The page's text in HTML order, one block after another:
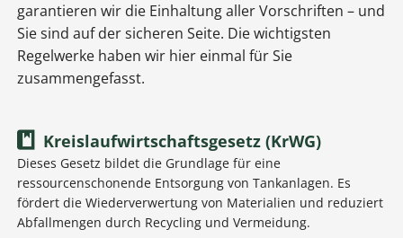
garantieren wir die Einhaltung aller Vorschriften – und
Sie sind auf der sicheren Seite. Die wichtigsten
Regelwerke haben wir hier einmal für Sie
zusammengefasst.
Kreislaufwirtschaftsgesetz (KrWG)
Dieses Gesetz bildet die Grundlage für eine
ressourcenschonende Entsorgung von Tankanlagen. Es
fördert die Wiederverwertung von Materialien und reduziert
Abfallmengen durch Recycling und Vermeidung.